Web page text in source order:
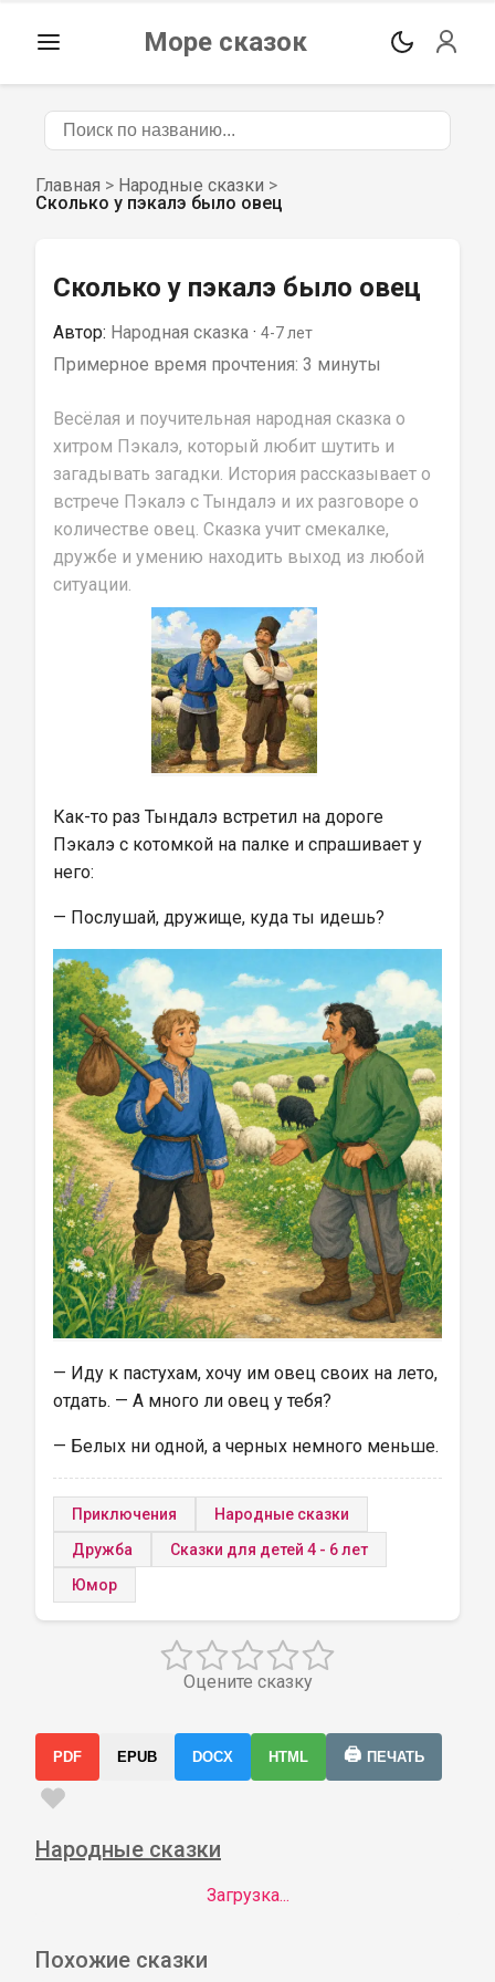
Море сказок
Главная > Народные сказки >
Сколько у пэкалэ было овец
Сколько у пэкалэ было овец
Автор: Народная сказка · 4-7 лет
Примерное время прочтения: 3 минуты
Весёлая и поучительная народная сказка о
хитром Пэкалэ, который любит шутить и
загадывать загадки. История рассказывает о
встрече Пэкалэ с Тындалэ и их разговоре о
количестве овец. Сказка учит смекалке,
дружбе и умению находить выход из любой
ситуации.
Как-то раз Тындалэ встретил на дороге
Пэкалэ с котомкой на палке и спрашивает у
него:
— Послушай, дружище, куда ты идешь?
— Иду к пастухам, хочу им овец своих на лето,
отдать. — А много ли овец у тебя?
— Белых ни одной, а черных немного меньше.
Приключения
Народные сказки
Дружба
Сказки для детей 4 - 6 лет
Юмор
Оцените сказку
PDF EPUB DOCX HTML 🖨️ ПЕЧАТЬ
Народные сказки
Загрузка...
Похожие сказки